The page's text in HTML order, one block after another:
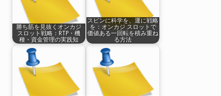
勝ち筋を見抜くオンカジ
スロット戦略：RTP・機
種・資金管理の実践知
スピンに科学を、運に戦略
を：オンカジ スロットで
価値ある一回転を積み重ね
る方法